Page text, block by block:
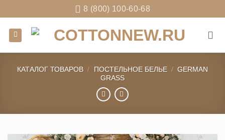
to
content
8 (800) 100-60-68
КАТАЛОГ ТОВАРОВ / ПОСТЕЛЬНОЕ БЕЛЬЕ / GERMAN
GRASS